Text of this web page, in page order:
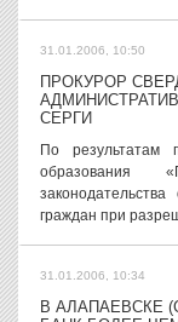
31.01.2006, 10:50
ПРОКУРОР
СЕРГИ
По результатам
образования
граждан при
31.01.2006, 10:34
В АЛАПАЕВСКЕ